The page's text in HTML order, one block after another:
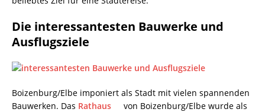
Die interessantesten Bauwerke und
Ausflugsziele
Boizenburg/Elbe imponiert als Stadt mit vielen spannenden
Bauwerken. Das Rathaus
von Boizenburg/Elbe wurde als